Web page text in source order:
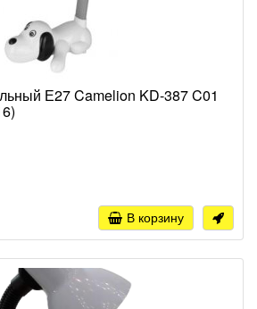
Е27 Camelion KD-387 C01
В корзину